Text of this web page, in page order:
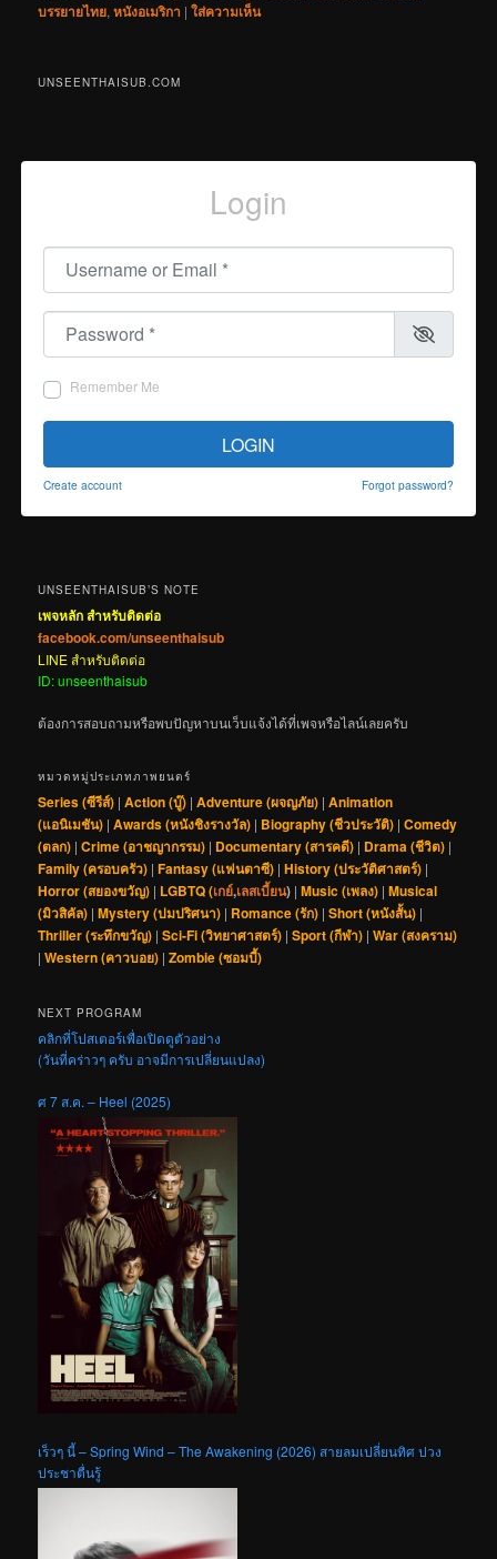
บรรยายไทย,หนังอเมริกา |ใส่ความเห็น
UNSEENTHAISUB.COM
Login
Username or Email
Password
Remember Me
LOGIN
Create account Forgot password?
UNSEENTHAISUB’S NOTE
เพจหลัก สำหรับติดต่อ
facebook.com/unseenthaisub
LINE สำหรับติดต่อ
ID: unseenthaisub
ต้องการสอบถามหรือพบปัญหาบนเว็บแจ้งได้ที่เพจหรือไลน์เลยครับ
หมวดหมู่ประเภทภาพยนตร์
Series (ซีรีส์) |Action (บู๊) |Adventure (ผจญภัย) |Animation
(แอนิเมชัน) |Awards (หนังชิงรางวัล) | Biography (ชีวประวัติ) |Comedy
(ตลก) |Crime (อาชญากรรม) | Documentary (สารคดี) | Drama (ชีวิต) |
Family (ครอบครัว) |Fantasy (แฟนตาซี) |History (ประวัติศาสตร์) |
Horror (สยองขวัญ) | LGBTQ (เกย์,เลสเบี้ยน) |Music (เพลง) |Musical
(มิวสิคัล) |Mystery (ปมปริศนา) | Romance (รัก) |Short (หนังสั้น) |
Thriller (ระทึกขวัญ) |Sci-Fi (วิทยาศาสตร์) |Sport (กีฬา) |War (สงคราม)
|Western (คาวบอย) |Zombie (ซอมบี้)
NEXT PROGRAM
คลิกที่โปสเตอร์เพื่อเปิดดูตัวอย่าง
(วันที่คร่าวๆ ครับ อาจมีการเปลี่ยนแปลง)
ศ 7 ส.ค. – Heel (2025)
เร็วๆ นี้ – Spring Wind – The Awakening (2026) สายลมเปลี่ยนทิศ ปวง
ประชาตื่นรู้